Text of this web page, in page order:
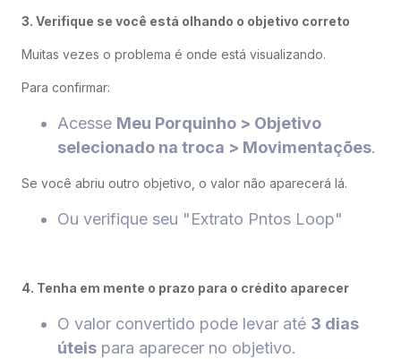
3. Verifique se você está olhando o objetivo correto
Muitas vezes o problema é onde está visualizando.
Para confirmar:
Acesse Meu Porquinho > Objetivo
selecionado na troca > Movimentações.
Se você abriu outro objetivo, o valor não aparecerá lá.
Ou verifique seu "Extrato Pntos Loop"
4. Tenha em mente o prazo para o crédito aparecer
O valor convertido pode levar até 3 dias
úteis para aparecer no objetivo.